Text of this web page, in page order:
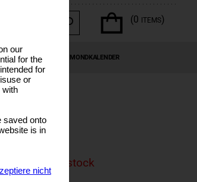
(0 ITEMS)
SONDERANGEBOTE MONDKALENDER
out of stock
our
for the
for
or
with
saved onto
is in
nicht